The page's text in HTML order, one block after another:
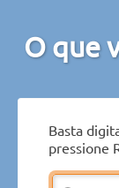
O que
Basta
pressione